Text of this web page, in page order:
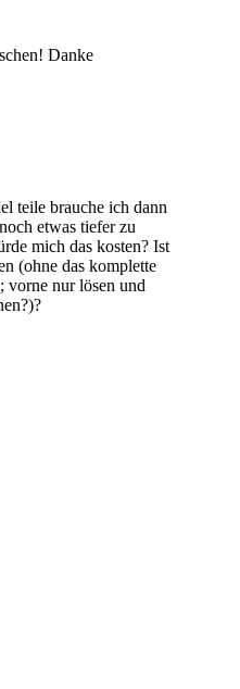
Danke
teile brauche ich dann
etwas tiefer zu
mich das kosten? Ist
(ohne das komplette
vorne nur lösen und